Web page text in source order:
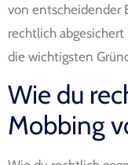
von entscheidender
rechtlich
die wichtigsten
Wie du
Mobbing